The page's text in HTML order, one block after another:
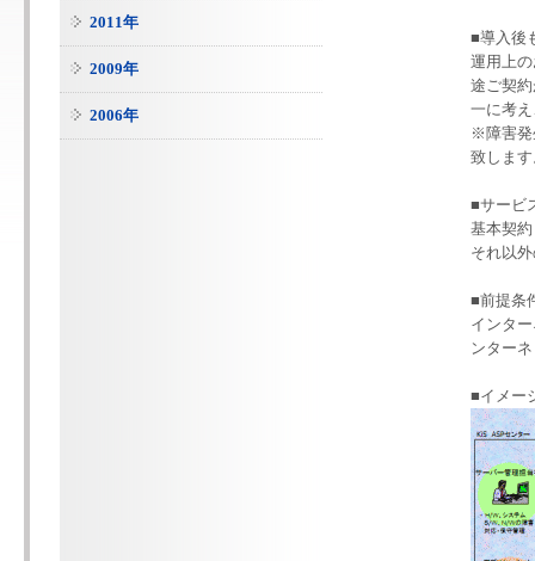
2011年
2009年
2006年
■導入後
運用上
途ご契
一に考
※障害発
致しま
■サービ
基本契
それ以
■前提条
インタ
ンター
■イメー